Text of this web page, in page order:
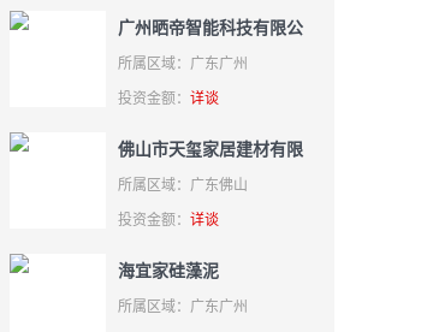
广州晒帝智能科技有限公
司
所属区域：广东广州
投资金额： 详谈
佛山市天玺家居建材有限
公司
所属区域：广东佛山
投资金额： 详谈
海宜家硅藻泥
所属区域：广东广州